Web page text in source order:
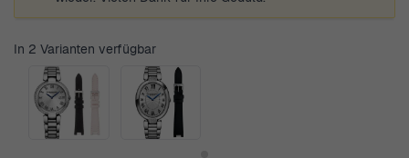
In 2 Varianten verfügbar